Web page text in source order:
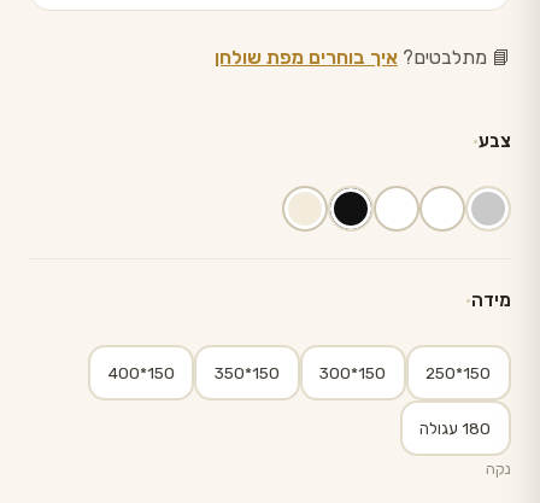
📘 מתלבטים? איך בוחרים מפת שולחן
צבע
מידה
נקה
150*250
150*300
150*350
150*400
180 עגולה